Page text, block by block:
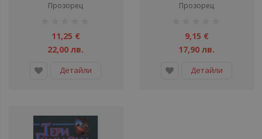
Прозорец
11,25 €
22,00 лв.
Детайли
Прозорец
9,15 €
17,90 лв.
Детайли